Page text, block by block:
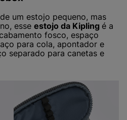
um estojo pequeno, mas
esse estojo da Kipling é a
fosco, espaço
para cola, apontador e
separado para canetas e